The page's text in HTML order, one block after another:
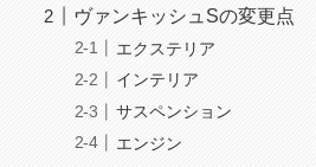
ヴァンキッシュSの変更点
エクステリア
インテリア
サスペンション
エンジン